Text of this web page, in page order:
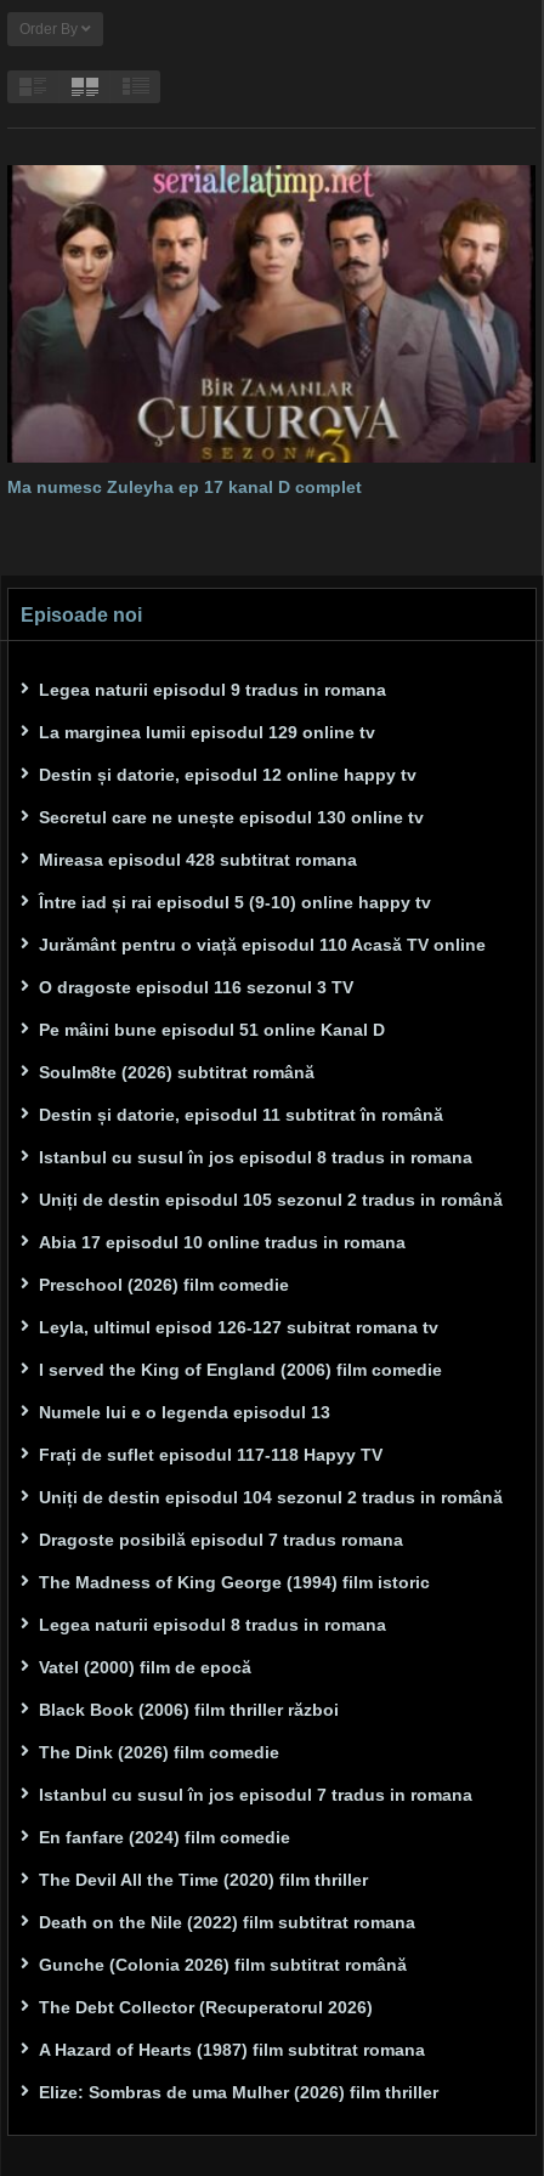
Order By
Ma numesc Zuleyha ep 17 kanal D complet
Episoade noi
Legea naturii episodul 9 tradus in romana
La marginea lumii episodul 129 online tv
Destin și datorie, episodul 12 online happy tv
Secretul care ne unește episodul 130 online tv
Mireasa episodul 428 subtitrat romana
Între iad și rai episodul 5 (9-10) online happy tv
Jurământ pentru o viață episodul 110 Acasă TV online
O dragoste episodul 116 sezonul 3 TV
Pe mâini bune episodul 51 online Kanal D
Soulm8te (2026) subtitrat română
Destin și datorie, episodul 11 subtitrat în română
Istanbul cu susul în jos episodul 8 tradus in romana
Uniți de destin episodul 105 sezonul 2 tradus in română
Abia 17 episodul 10 online tradus in romana
Preschool (2026) film comedie
Leyla, ultimul episod 126-127 subitrat romana tv
I served the King of England (2006) film comedie
Numele lui e o legenda episodul 13
Frați de suflet episodul 117-118 Hapyy TV
Uniți de destin episodul 104 sezonul 2 tradus in română
Dragoste posibilă episodul 7 tradus romana
The Madness of King George (1994) film istoric
Legea naturii episodul 8 tradus in romana
Vatel (2000) film de epocă
Black Book (2006) film thriller război
The Dink (2026) film comedie
Istanbul cu susul în jos episodul 7 tradus in romana
En fanfare (2024) film comedie
The Devil All the Time (2020) film thriller
Death on the Nile (2022) film subtitrat romana
Gunche (Colonia 2026) film subtitrat română
The Debt Collector (Recuperatorul 2026)
A Hazard of Hearts (1987) film subtitrat romana
Elize: Sombras de uma Mulher (2026) film thriller